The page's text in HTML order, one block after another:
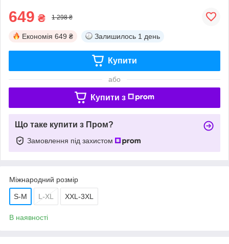
649 ₴ 1 298 ₴
Економія 649 ₴ Залишилось 1 день
Купити
або
Купити з
Що таке купити з Пром?
Замовлення під захистом
Міжнародний розмір
S-M L-XL XXL-3XL
В наявності